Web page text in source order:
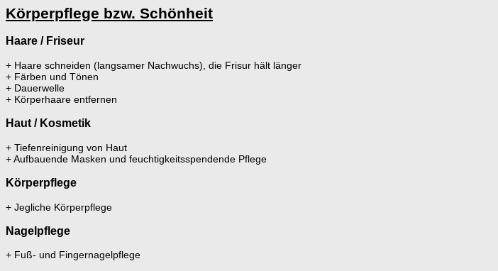
Körperpflege bzw. Schönheit
Haare / Friseur
+ Haare schneiden (langsamer Nachwuchs), die Frisur hält länger
+ Färben und Tönen
+ Dauerwelle
+ Körperhaare entfernen
Haut / Kosmetik
+ Tiefenreinigung von Haut
+ Aufbauende Masken und feuchtigkeitsspendende Pflege
Körperpflege
+ Jegliche Körperpflege
Nagelpflege
+ Fuß- und Fingernagelpflege